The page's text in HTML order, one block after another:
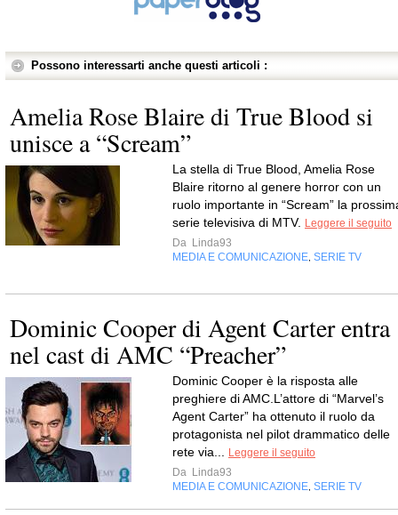
Possono interessarti anche questi articoli :
Amelia Rose Blaire di True Blood si
unisce a “Scream”
La stella di True Blood, Amelia Rose
Blaire ritorno al genere horror con un
ruolo importante in “Scream” la
serie televisiva di MTV. Leggere il seguito
Da Linda93
MEDIA E COMUNICAZIONE, SERIE TV
Dominic Cooper di Agent Carter entra
nel cast di AMC “Preacher”
Dominic Cooper è la risposta alle
preghiere di AMC.L’attore di “Marvel’s
Agent Carter” ha ottenuto il ruolo da
protagonista nel pilot drammatico delle
rete via... Leggere il seguito
Da Linda93
MEDIA E COMUNICAZIONE, SERIE TV